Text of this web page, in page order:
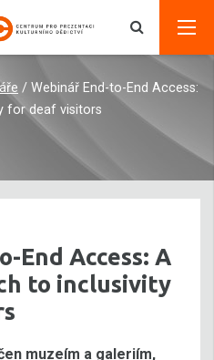
/ Webinář End-to-End Access:
for deaf visitors
End Access: A
to inclusivity
muzeím a galeriím,